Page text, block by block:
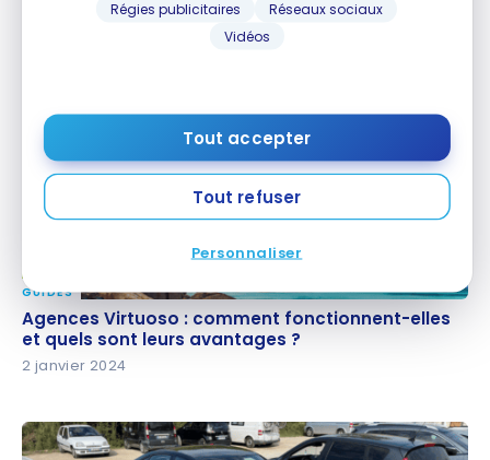
Régies publicitaires
Réseaux sociaux
Vidéos
Tout accepter
Tout refuser
Personnaliser
Avis : Air Canada B787-8 Classe Affaires | Toronto
Agences Virtuoso : comment fonctionnent-elles et
quels sont leurs avantages ?
GUIDES
Agences Virtuoso : comment fonctionnent-elles
et quels sont leurs avantages ?
2 janvier 2024